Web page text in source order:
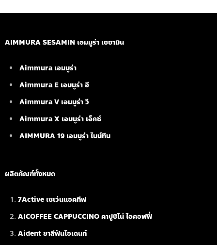
AIMMURA SESAMIN เอมมูร่า เซซามิน
Aimmura เอมมูร่า
Aimmura E เอมมูร่า อี
Aimmura V เอมมูร่า วี
Aimmura X เอมมูร่า เอ็กซ์
AIMMURA 19 เอมมูร่า ไนน์ทีน
ผลิตภัณฑ์ทั้งหมด
7Active เซเว่นแอคทีฟ
AICOFFEE CAPPUCCINO คาปูชิโน่ ไอคอฟฟี่
Aident ยาสีฟันไอเดนท์